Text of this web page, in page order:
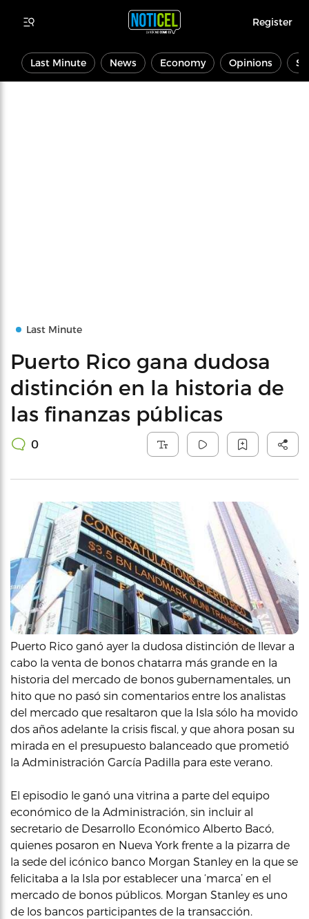
Register
Last Minute News Economy Opinions
Last Minute
Puerto Rico gana dudosa
distinción en la historia de
las finanzas públicas
0
Puerto Rico ganó ayer la dudosa distinción de llevar a
cabo la venta de bonos chatarra más grande en la
historia del mercado de bonos gubernamentales, un
hito que no pasó sin comentarios entre los analistas
del mercado que resaltaron que la Isla sólo ha movido
dos años adelante la crisis fiscal, y que ahora posan su
mirada en el presupuesto balanceado que prometió
la Administración García Padilla para este verano.
El episodio le ganó una vitrina a parte del equipo
económico de la Administración, sin incluir al
secretario de Desarrollo Económico Alberto Bacó,
quienes posaron en Nueva York frente a la pizarra de
la sede del icónico banco Morgan Stanley en la que se
felicitaba a la Isla por establecer una ‘marca’ en el
mercado de bonos públicos. Morgan Stanley es uno
de los bancos participantes de la transacción.